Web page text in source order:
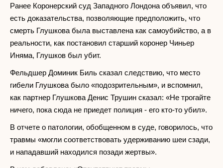
Ранее Коронерский суд Западного Лондона объявил, что
есть доказательства, позволяющие предположить, что
смерть Глушкова была выставлена ​​как самоубийство, а в
реальности, как постановил старший коронер Чиньер
Иняма, Глушков был убит.
Фельдшер Доминик Биль сказал следствию, что место
гибели Глушкова было «подозрительным», и вспомнил,
как партнер Глушкова Денис Трушин сказал: «Не трогайте
ничего, пока сюда не приедет полиция - его кто-то убил».
В отчете о патологии, обобщенном в суде, говорилось, что
травмы «могли соответствовать удерживанию шеи сзади,
и нападавший находился позади жертвы».